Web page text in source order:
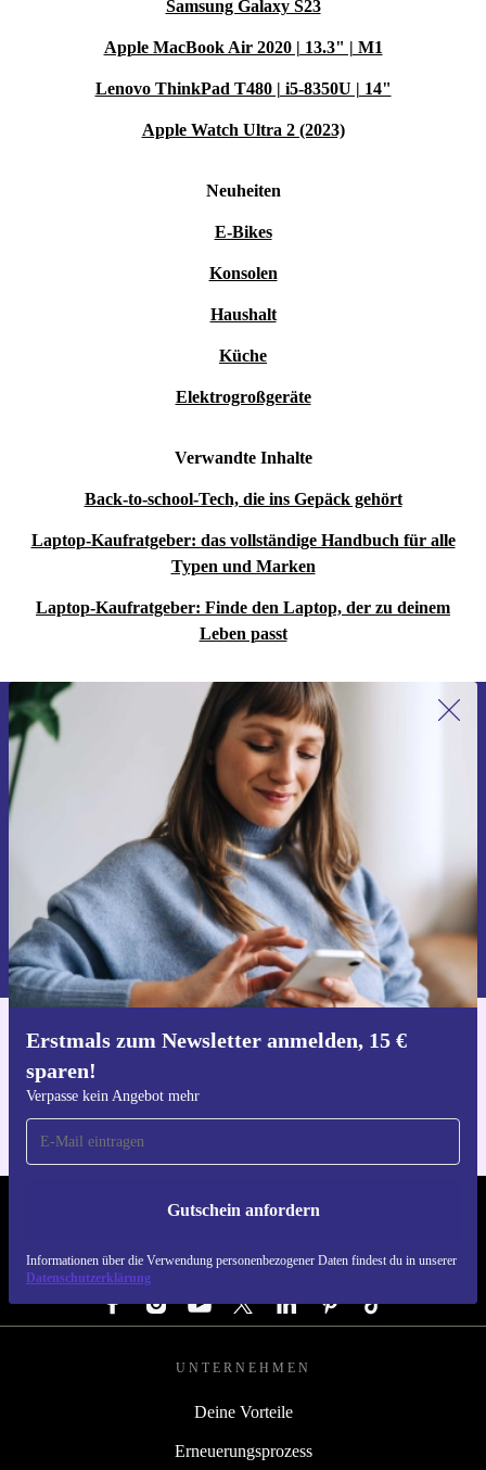
Samsung Galaxy S23
Apple MacBook Air 2020 | 13.3" | M1
Lenovo ThinkPad T480 | i5-8350U | 14"
Apple Watch Ultra 2 (2023)
Neuheiten
E-Bikes
Konsolen
Haushalt
Küche
Elektrogroßgeräte
Verwandte Inhalte
Back-to-school-Tech, die ins Gepäck gehört
Laptop-Kaufratgeber: das vollständige Handbuch für alle
Typen und Marken
Laptop-Kaufratgeber: Finde den Laptop, der zu deinem
Leben passt
Erstmals zum Newsletter anmelden, 15 €
sparen!
Verpasse kein Angebot mehr
Gutschein anfordern
Informationen über die Verwendung personenbezogener Daten findest du in unserer
Datenschutzerklärung
Erstmals zum Newsletter anmelden,
15 € sparen!
Verpasse kein Angebot mehr.
Gutschein anfordern
Informationen über die Verwendung personenbezogener Daten findest
du in unserer
Datenschutzerklärung.
Hol dir die refurbed-App
REFURBED ÖSTERREICH - RETHINK NEW.
FOLGE UNS
UNTERNEHMEN
Deine Vorteile
Erneuerungsprozess